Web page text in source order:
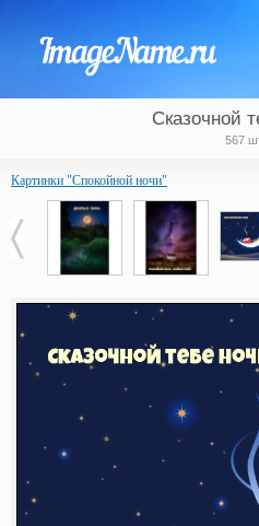
Сказочной
567
Картинки "Спокойной ночи"